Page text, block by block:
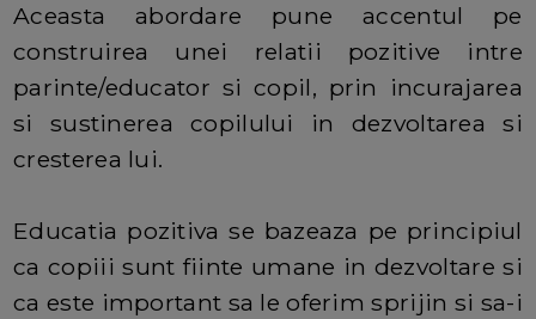
Aceasta abordare pune accentul pe
construirea unei relatii pozitive intre
parinte/educator si copil, prin incurajarea
si sustinerea copilului in dezvoltarea si
cresterea lui.
Educatia pozitiva se bazeaza pe principiul
ca copiii sunt fiinte umane in dezvoltare si
ca este important sa le oferim sprijin si sa-i